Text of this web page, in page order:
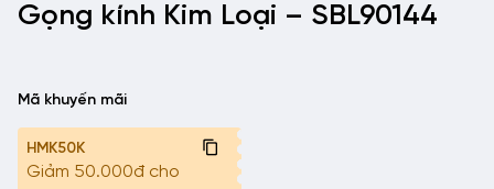
Gọng kính Kim Loại – SBL90144
Mã khuyến mãi
HMK50K
Giảm 50.000đ cho